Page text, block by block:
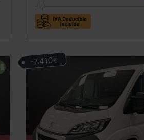
-7.410€